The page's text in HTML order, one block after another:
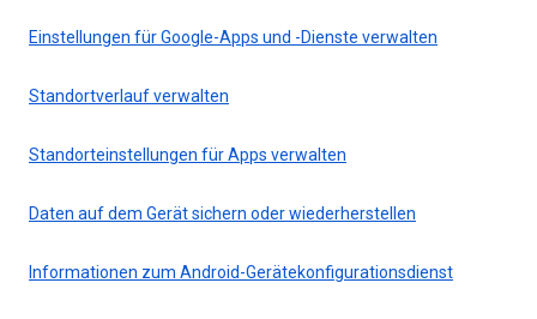
Einstellungen für Google-Apps und -Dienste verwalten
Standortverlauf verwalten
Standorteinstellungen für Apps verwalten
Daten auf dem Gerät sichern oder wiederherstellen
Informationen zum Android-Gerätekonfigurationsdienst